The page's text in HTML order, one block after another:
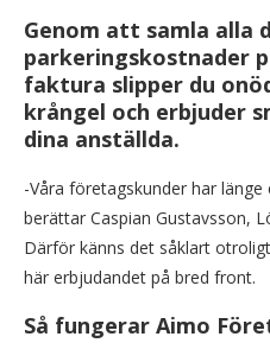
Genom att samla alla
parkeringskostnader
faktura slipper du
krångel och erbjuder
dina anställda.
-Våra företagskunder har
berättar Caspian Gustavsson,
Därför känns det såklart
här erbjudandet på bred front.
Så fungerar Aimo